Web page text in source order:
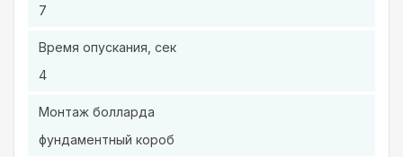
7
Время опускания, сек
4
Монтаж болларда
фундаментный короб